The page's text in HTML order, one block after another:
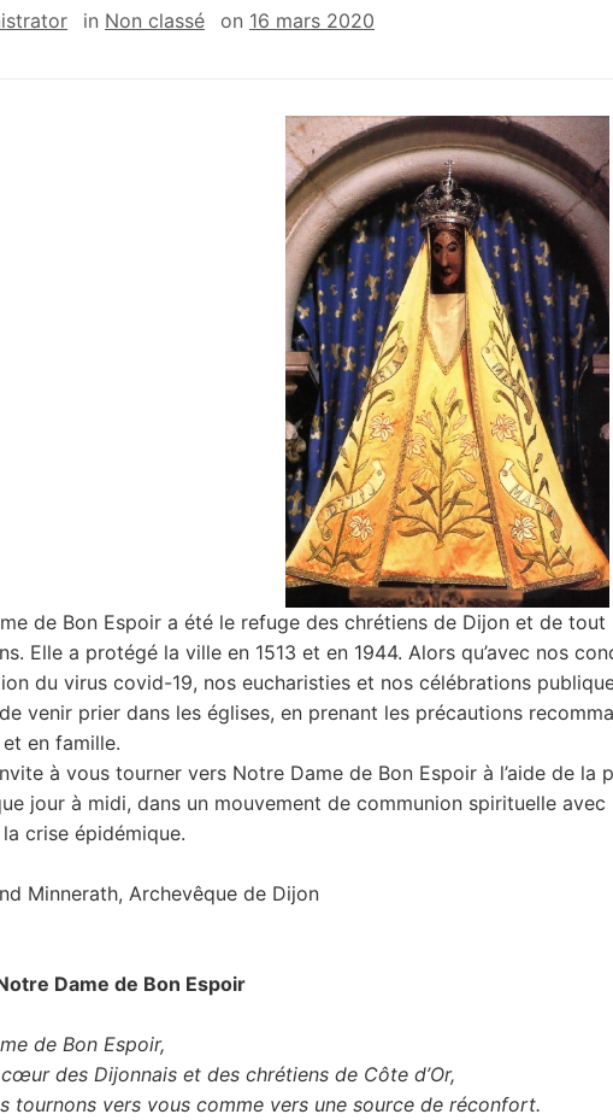
in Non classé on 16 mars 2020
de Bon Espoir a été le refuge des chrétiens de Dijon et de tout
Elle a protégé la ville en 1513 et en 1944. Alors qu’avec nos
du virus covid-19, nos eucharisties et nos célébrations
venir prier dans les églises, en prenant les précautions
en famille.
à vous tourner vers Notre Dame de Bon Espoir à l’aide de
jour à midi, dans un mouvement de communion spirituelle
crise épidémique.
Minnerath, Archevêque de Dijon
Dame de Bon Espoir
de Bon Espoir,
des Dijonnais et des chrétiens de Côte d’Or,
tournons vers vous comme vers une source de réconfort.